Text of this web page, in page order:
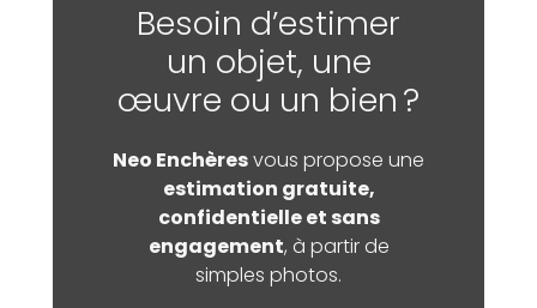
Besoin d’estimer
un objet, une
œuvre ou un bien ?
Neo Enchèresvous propose une
estimation gratuite,
confidentielle et sans
engagement, à partir de
simples photos.